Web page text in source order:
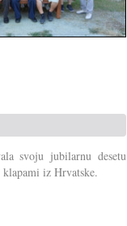
svoju jubilarnu desetu
iz Hrvatske.